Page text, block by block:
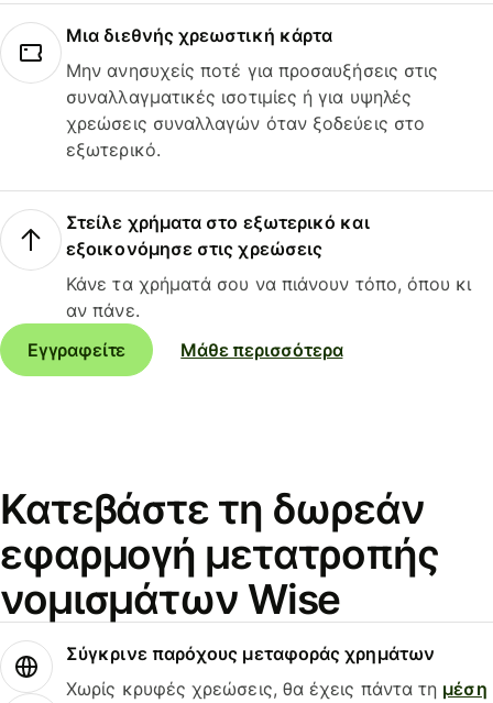
Μια διεθνής χρεωστική κάρτα
Μην ανησυχείς ποτέ για προσαυξήσεις στις
συναλλαγματικές ισοτιμίες ή για υψηλές
χρεώσεις συναλλαγών όταν ξοδεύεις στο
εξωτερικό.
Στείλε χρήματα στο εξωτερικό και
εξοικονόμησε στις χρεώσεις
Κάνε τα χρήματά σου να πιάνουν τόπο, όπου κι
αν πάνε.
Εγγραφείτε
Μάθε περισσότερα
Κατεβάστε τη δωρεάν
εφαρμογή μετατροπής
νομισμάτων Wise
Σύγκρινε παρόχους μεταφοράς χρημάτων
Χωρίς κρυφές χρεώσεις, θα έχεις πάντα τη μέση